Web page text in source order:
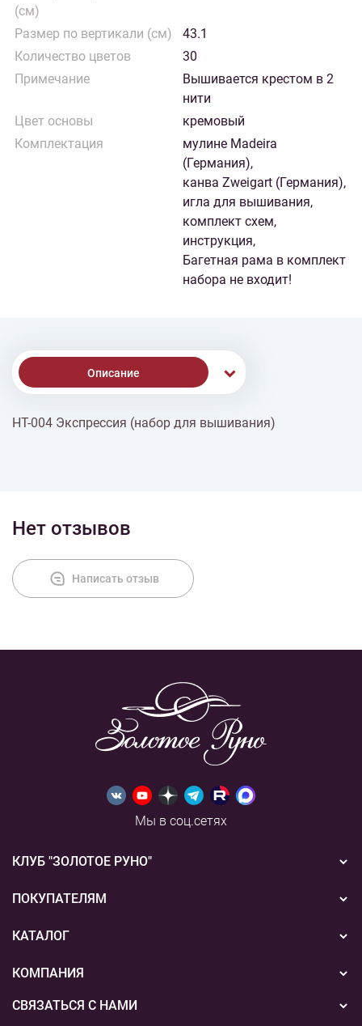
(см)
Размер по вертикали (см)
43.1
Количество цветов
30
Примечание
Вышивается крестом в 2
нити
Цвет основы
кремовый
Комплектация
мулине Madeira
(Германия),
канва Zweigart (Германия),
игла для вышивания,
комплект схем,
инструкция,
Багетная рама в комплект
набора не входит!
Описание
Доставка
НТ-004 Экспрессия (набор для вышивания)
Нет отзывов
Написать отзыв
Мы в соц.сетях
КЛУБ "ЗОЛОТОЕ РУНО"
Новости
Акции
ПОКУПАТЕЛЯМ
Бонусная система
Подарочные сертификаты
Способы оплаты
КАТАЛОГ
Вышивка
Пряжа
КОМПАНИЯ
О нас
СВЯЗАТЬСЯ С НАМИ